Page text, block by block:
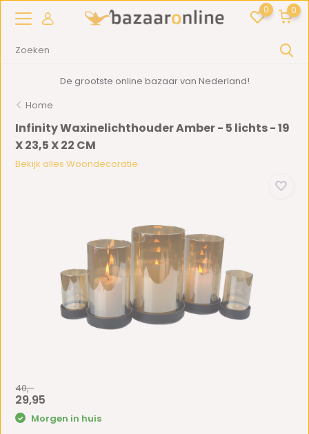
0 0
De grootste online bazaar van Nederland!
Home
Infinity Waxinelichthouder Amber - 5 lichts - 19
X 23,5 X 22 CM
Bekijk alles Woondecoratie
40,-
29,95
Morgen in huis